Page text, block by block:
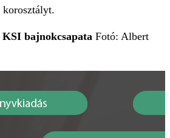
KSI bajnokcsapata Fotó: Albert